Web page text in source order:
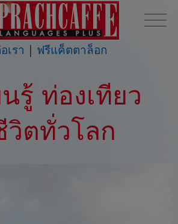
เรา ฟรีแค็ตตาล็อก
รู้ ท่องเที่ยว
ตทั่วโลก